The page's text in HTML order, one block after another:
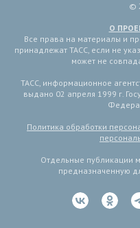
©
О
Все права на материалы и
принадлежат ТАСС, если не
может не
ТАСС, информационное
выдано 02 апреля 1999 г.
Политика обработки
Отдельные публикации
предназначенную